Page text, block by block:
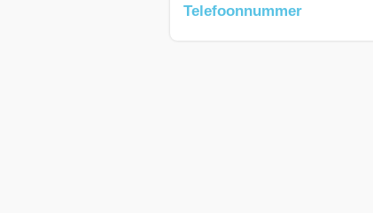
Telefoonnummer